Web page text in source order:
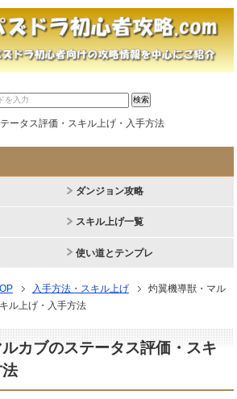
ータス評価・スキル上げ・入手方法
ダンジョン攻略
スキル上げ一覧
使い道とテンプレ
入手方法・スキル上げ
灼翼機導獣・マル
ル上げ・入手方法
カブのステータス評価・スキ